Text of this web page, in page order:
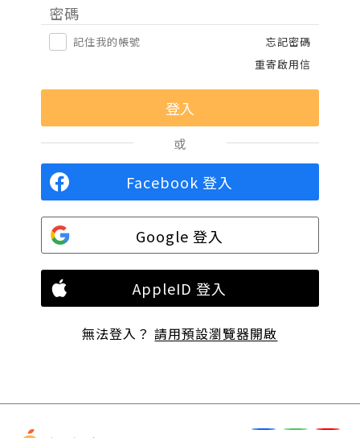
密碼
記住我的帳號
忘記密碼
重寄啟用信
或
Facebook 登入
Google 登入
AppleID 登入
無法登入？請用預設瀏覽器開啟